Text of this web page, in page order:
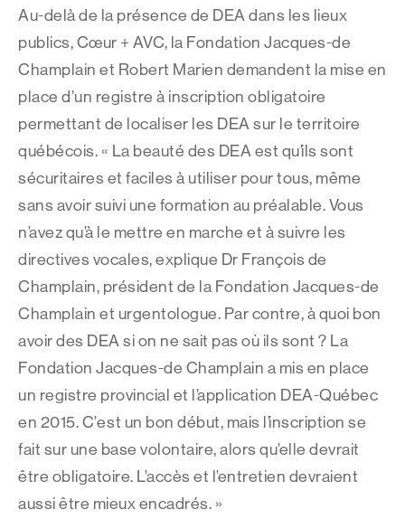
Au-delà de la présence de DEA dans les lieux
publics, Cœur + AVC, la Fondation Jacques-de
Champlain et Robert Marien demandent la mise en
place d’un registre à inscription obligatoire
permettant de localiser les DEA sur le territoire
québécois. « La beauté des DEA est qu’ils sont
sécuritaires et faciles à utiliser pour tous, même
sans avoir suivi une formation au préalable. Vous
n’avez qu’à le mettre en marche et à suivre les
directives vocales, explique Dr François de
Champlain, président de la Fondation Jacques-de
Champlain et urgentologue. Par contre, à quoi bon
avoir des DEA si on ne sait pas où ils sont ? La
Fondation Jacques-de Champlain a mis en place
un registre provincial et l’application DEA-Québec
en 2015. C’est un bon début, mais l’inscription se
fait sur une base volontaire, alors qu’elle devrait
être obligatoire. L’accès et l’entretien devraient
aussi être mieux encadrés. »